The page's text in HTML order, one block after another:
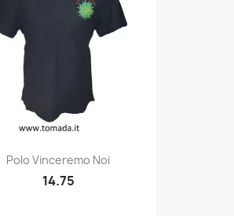
Quick view
Polo Vinceremo Noi
14.75